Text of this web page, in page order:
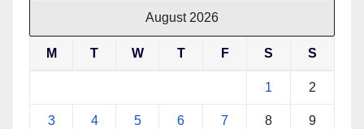
August 2026
M T W T F S S
1 2
3 4 5 6 7 8 9